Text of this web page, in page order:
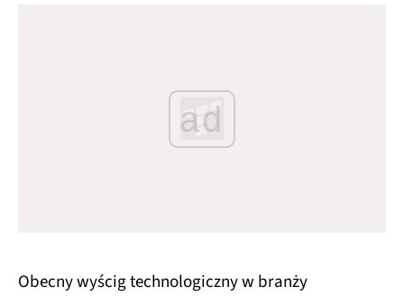
ad
Obecny wyścig technologiczny w branży